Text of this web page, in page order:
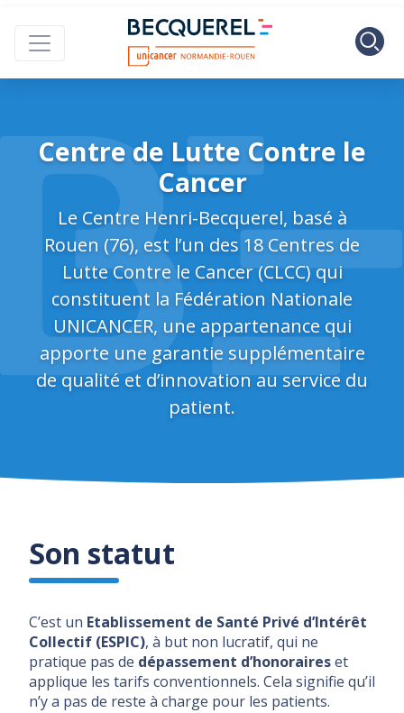
Skip to main content
Centre Henri
Centre de Lutte Contre le
Cancer
Le Centre Henri-Becquerel, basé à
Rouen (76), est l’un des 18 Centres de
Lutte Contre le Cancer (CLCC) qui
constituent la Fédération Nationale
UNICANCER, une appartenance qui
apporte une garantie supplémentaire
de qualité et d’innovation au service du
patient.
Son statut
C’est un Etablissement de Santé Privé d’Intérêt
Collectif (ESPIC), à but non lucratif, qui ne
pratique pas de dépassement d’honoraireset
applique les tarifs conventionnels. Cela signifie qu’il
n’y a pas de reste à charge pour les patients.